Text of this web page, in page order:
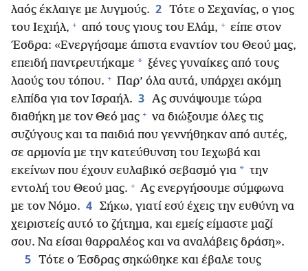
λαός έκλαιγε με λυγμούς. 2 Τότε ο Σεχανίας, ο γιος
του Ιεχιήλ, + από τους γιους του Ελάμ, + είπε στον
Έσδρα: «Ενεργήσαμε άπιστα εναντίον του Θεού μας,
επειδή παντρευτήκαμε * ξένες γυναίκες από τους
λαούς του τόπου. + Παρ’ όλα αυτά, υπάρχει ακόμη
ελπίδα για τον Ισραήλ. 3 Ας συνάψουμε τώρα
διαθήκη με τον Θεό μας + να διώξουμε όλες τις
συζύγους και τα παιδιά που γεννήθηκαν από αυτές,
σε αρμονία με την κατεύθυνση του Ιεχωβά και
εκείνων που έχουν ευλαβικό σεβασμό για * την
εντολή του Θεού μας. + Ας ενεργήσουμε σύμφωνα
με τον Νόμο. 4 Σήκω, γιατί εσύ έχεις την ευθύνη να
χειριστείς αυτό το ζήτημα, και εμείς είμαστε μαζί
σου. Να είσαι θαρραλέος και να αναλάβεις δράση».
5 Τότε ο Έσδρας σηκώθηκε και έβαλε τους